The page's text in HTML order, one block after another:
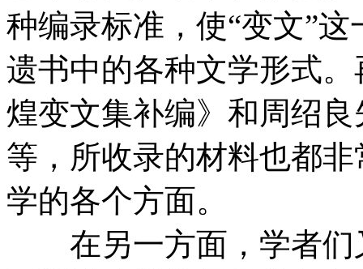
种编录标准，使“变文”
遗书中的各种文学形式
煌变文集补编》和周绍
等，所收录的材料也都
学的各个方面。
在另一方面，学者们